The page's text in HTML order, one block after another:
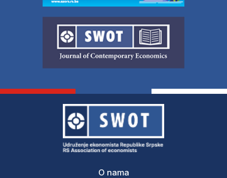
O nama